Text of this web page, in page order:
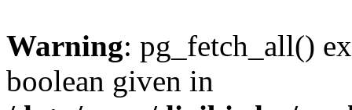
Warning: pg_fetch_all()
boolean given in